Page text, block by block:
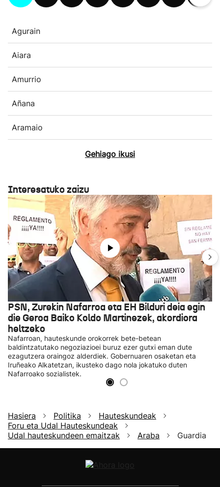
Agurain
Aiara
Amurrio
Añana
Aramaio
Gehiago ikusi
Interesatuko zaizu
PSN, Zurekin Nafarroa eta EH Bilduri deia egin
die Geroa Baiko Koldo Martinezek, akordiora
heltzeko
Nafarroan, hauteskunde orokorrek bete-betean
baldintzatutako negoziazioei buruz ezer gutxi eman dute
ezagutzera oraingoz alderdiek. Gobernuaren osaketan eta
Iruñeako Alkatetzan, ikusteko dago nola jokatuko duten
Nafarroako sozialistek.
Hasiera Politika
Hauteskundeak
Foru eta Udal Hauteskundeak
Udal hauteskundeen emaitzak
Araba Guardia